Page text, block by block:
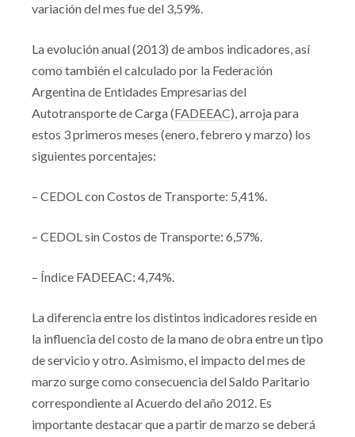
variación del mes fue del 3,59%.
La evolución anual (2013) de ambos indicadores, así
como también el calculado por la Federación
Argentina de Entidades Empresarias del
Autotransporte de Carga (FADEEAC), arroja para
estos 3 primeros meses (enero, febrero y marzo) los
siguientes porcentajes:
– CEDOL con Costos de Transporte: 5,41%.
– CEDOL sin Costos de Transporte: 6,57%.
– Índice FADEEAC: 4,74%.
La diferencia entre los distintos indicadores reside en
la influencia del costo de la mano de obra entre un tipo
de servicio y otro. Asimismo, el impacto del mes de
marzo surge como consecuencia del Saldo Paritario
correspondiente al Acuerdo del año 2012. Es
importante destacar que a partir de marzo se deberá